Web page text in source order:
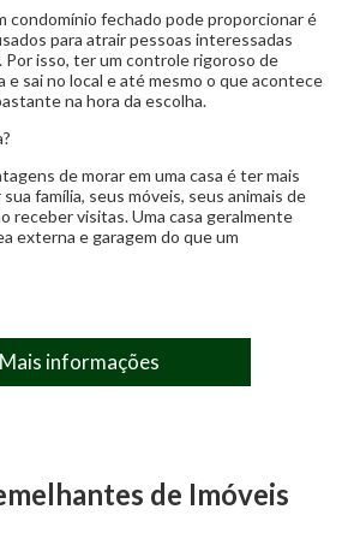
carvão
Lavabo
condomínio fechado pode proporcionar é
para atrair pessoas interessadas
Por isso, ter um controle rigoroso de
e sai no local e até mesmo o que acontece
na hora da escolha.
de morar em uma casa é ter mais
família, seus móveis, seus animais de
receber visitas. Uma casa geralmente
externa e garagem do que um
Mais informações
de Imóveis